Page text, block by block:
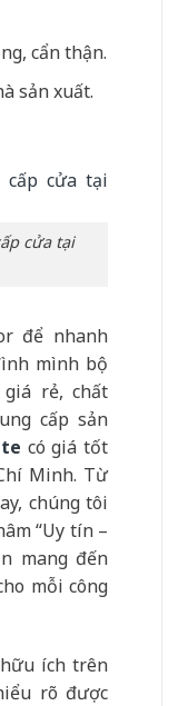
cẩn thận.
sản xuất.
cửa tại
để nhanh
mình bộ
rẻ, chất
cấp sản
có giá tốt
Minh. Từ
chúng tôi
“Uy tín –
mang đến
mỗi công
ích trên
rõ được